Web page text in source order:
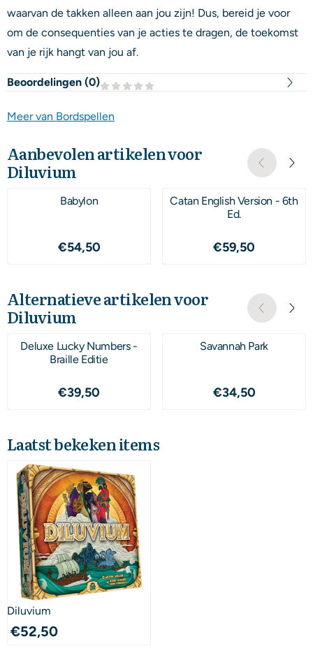
waarvan de takken alleen aan jou zijn! Dus, bereid je voor
om de consequenties van je acties te dragen, de toekomst
van je rijk hangt van jou af.
Beoordelingen (0)
Meer van Bordspellen
Aanbevolen artikelen voor
Diluvium
Babylon
Prijs: 54,50
€54,50
Catan English Version - 6th
Ed.
Prijs: 59,50
€59,50
Alternatieve artikelen voor
Diluvium
Deluxe Lucky Numbers -
Braille Editie
Prijs: 39,50
€39,50
Savannah Park
Prijs: 34,50
€34,50
Laatst bekeken items
Diluvium
€52,50